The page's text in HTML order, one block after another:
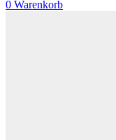
0 Warenkorb